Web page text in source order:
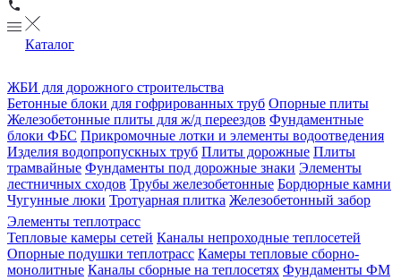
Каталог
ЖБИ для дорожного строительства
Бетонные блоки для гофрированных труб Опорные плиты
Железобетонные плиты для ж/д переездов Фундаментные
блоки ФБС Прикромочные лотки и элементы водоотведения
Изделия водопропускных труб Плиты дорожные Плиты
трамвайные Фундаменты под дорожные знаки Элементы
лестничных сходов Трубы железобетонные Бордюрные камни
Чугунные люки Тротуарная плитка Железобетонный забор
Элементы теплотрасс
Тепловые камеры сетей Каналы непроходные теплосетей
Опорные подушки теплотрасс Камеры тепловые сборно-
монолитные Каналы сборные на теплосетях Фундаменты ФМ